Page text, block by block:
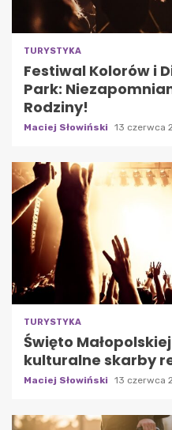
TURYSTYKA
Festiwal Kolorów i
Park:
Rodziny!
Maciej Słowiński 13 czerwca
TURYSTYKA
Święto
kulturalne skarby
Maciej Słowiński 13 czerwca